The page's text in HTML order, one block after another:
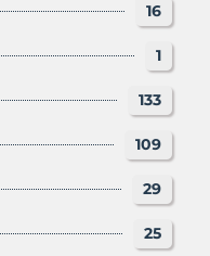
16
1
133
109
29
25